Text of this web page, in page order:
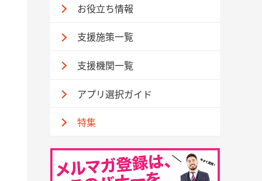
お役立ち情報
支援施策一覧
支援機関一覧
アプリ選択ガイド
特集